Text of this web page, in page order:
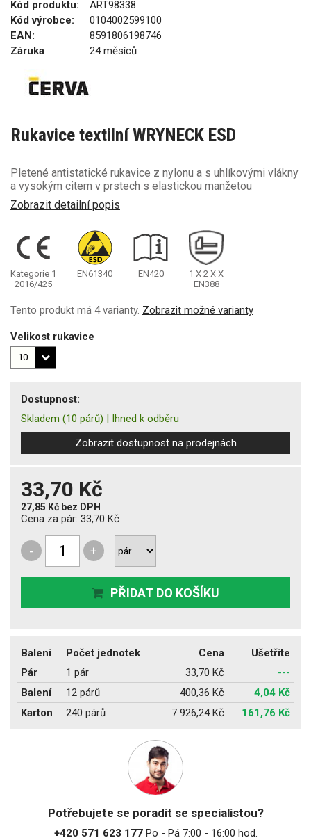
Kód produktu:
ART98338
Kód výrobce:
0104002599100
EAN:
8591806198746
Záruka
24 měsíců
Rukavice textilní WRYNECK ESD
Pletené antistatické rukavice z nylonu a s uhlíkovými vlákny
a vysokým citem v prstech s elastickou manžetou
Zobrazit detailní popis
Kategorie 1
2016/425
EN61340 EN420 1 X 2 X X
EN388
Tento produkt má 4 varianty. Zobrazit možné varianty
Velikost rukavice
Dostupnost:
Skladem (10 párů) | Ihned k odběru
Zobrazit dostupnost na prodejnách
33,70 Kč
27,85 Kč bez DPH
Cena za pár: 33,70 Kč
- +
PŘIDAT DO KOŠÍKU
Balení Počet jednotek Cena
Ušetříte
Pár
1 pár 33,70 Kč
---
Balení
12 párů 400,36 Kč
4,04 Kč
Karton
240 párů 7 926,24 Kč 161,76 Kč
Potřebujete se poradit se specialistou?
+420 571 623 177Po - Pá 7:00 - 16:00 hod.